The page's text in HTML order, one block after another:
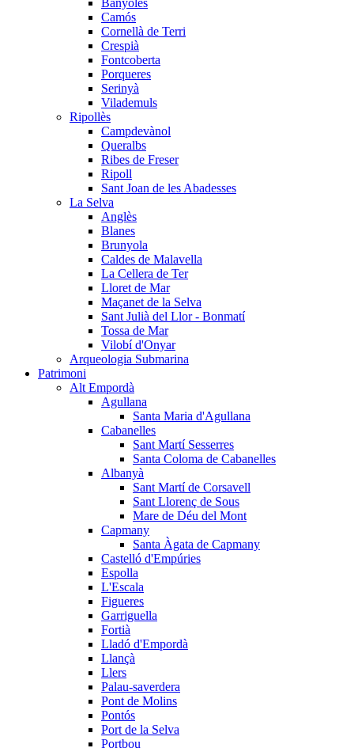
Banyoles
Camós
Cornellà de Terri
Crespià
Fontcoberta
Porqueres
Serinyà
Vilademuls
Ripollès
Campdevànol
Queralbs
Ribes de Freser
Ripoll
Sant Joan de les Abadesses
La Selva
Anglès
Blanes
Brunyola
Caldes de Malavella
La Cellera de Ter
Lloret de Mar
Maçanet de la Selva
Sant Julià del Llor - Bonmatí
Tossa de Mar
Vilobí d'Onyar
Arqueologia Submarina
Patrimoni
Alt Empordà
Agullana
Santa Maria d'Agullana
Cabanelles
Sant Martí Sesserres
Santa Coloma de Cabanelles
Albanyà
Sant Martí de Corsavell
Sant Llorenç de Sous
Mare de Déu del Mont
Capmany
Santa Àgata de Capmany
Castelló d'Empúries
Espolla
L'Escala
Figueres
Garriguella
Fortià
Lladó d'Empordà
Llançà
Llers
Palau-saverdera
Pont de Molins
Pontós
Port de la Selva
Portbou